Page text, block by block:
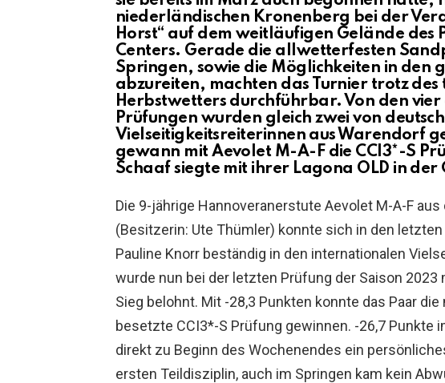
niederländischen Kronenberg bei der
Horst“ auf dem weitläufigen Gelände des
Centers. Gerade die allwetterfesten
Springen, sowie die Möglichkeiten in den
abzureiten, machten das Turnier trotz des
Herbstwetters durchführbar. Von den vier
Prüfungen wurden gleich zwei von
Vielseitigkeitsreiterinnen aus Warendorf
gewann mit Aevolet M-A-F die CCI3*-S
Schaaf siegte mit ihrer Lagona OLD in der
Die 9-jährige Hannoveranerstute Aevolet M-A-F
(Besitzerin: Ute Thümler) konnte sich in den
Pauline Knorr beständig in den internationalen
wurde nun bei der letzten Prüfung der Saison
Sieg belohnt. Mit -28,3 Punkten konnte das Paar
besetzte CCI3*-S Prüfung gewinnen. -26,7 Punkte
direkt zu Beginn des Wochenendes ein
ersten Teildisziplin, auch im Springen kam kein